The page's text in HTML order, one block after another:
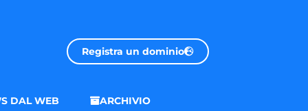
Registra un dominio
DAL WEB ARCHIVIO